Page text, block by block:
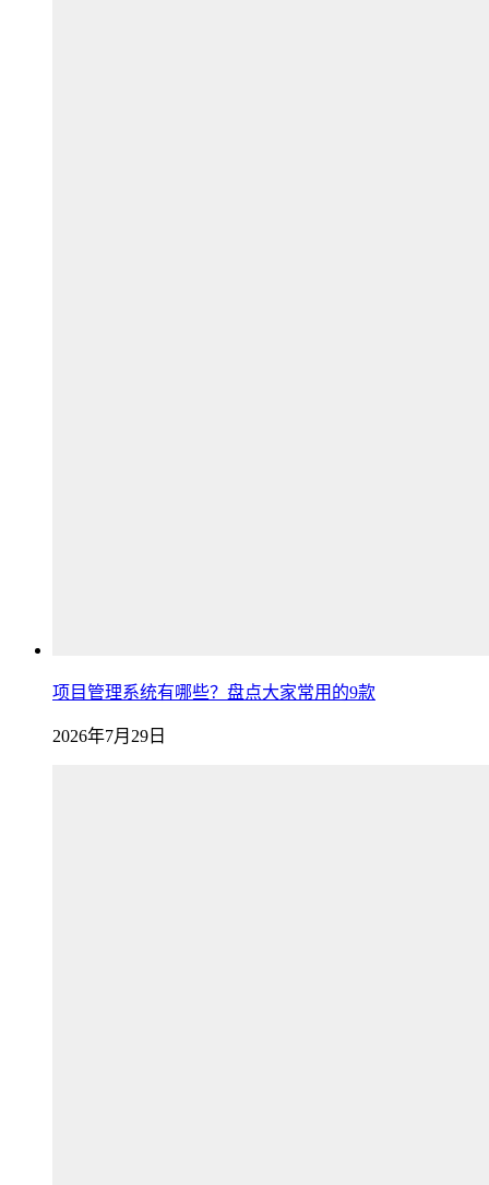
项目管理系统有哪些？盘点大家常用的9款
2026年7月29日